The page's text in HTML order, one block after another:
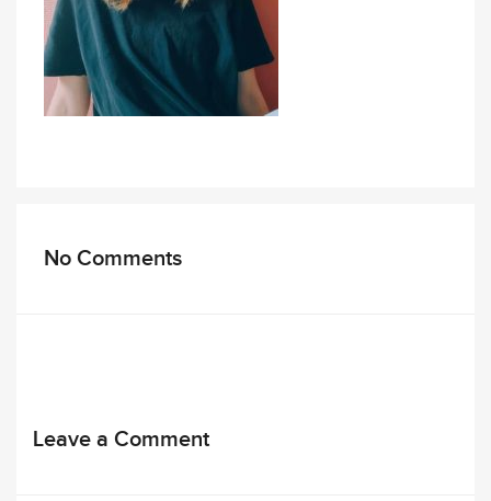
No Comments
Leave a Comment